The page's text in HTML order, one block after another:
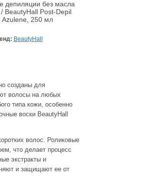
депиляции без масла
BeautyHall Post-Depil
Azulene, 250 мл
BeautyHall
созданы для
волосы на любых
типа кожи, особенно
воски BeautyHall
волос. Роликовые
что делает процесс
экстракты и
и защищают ее от